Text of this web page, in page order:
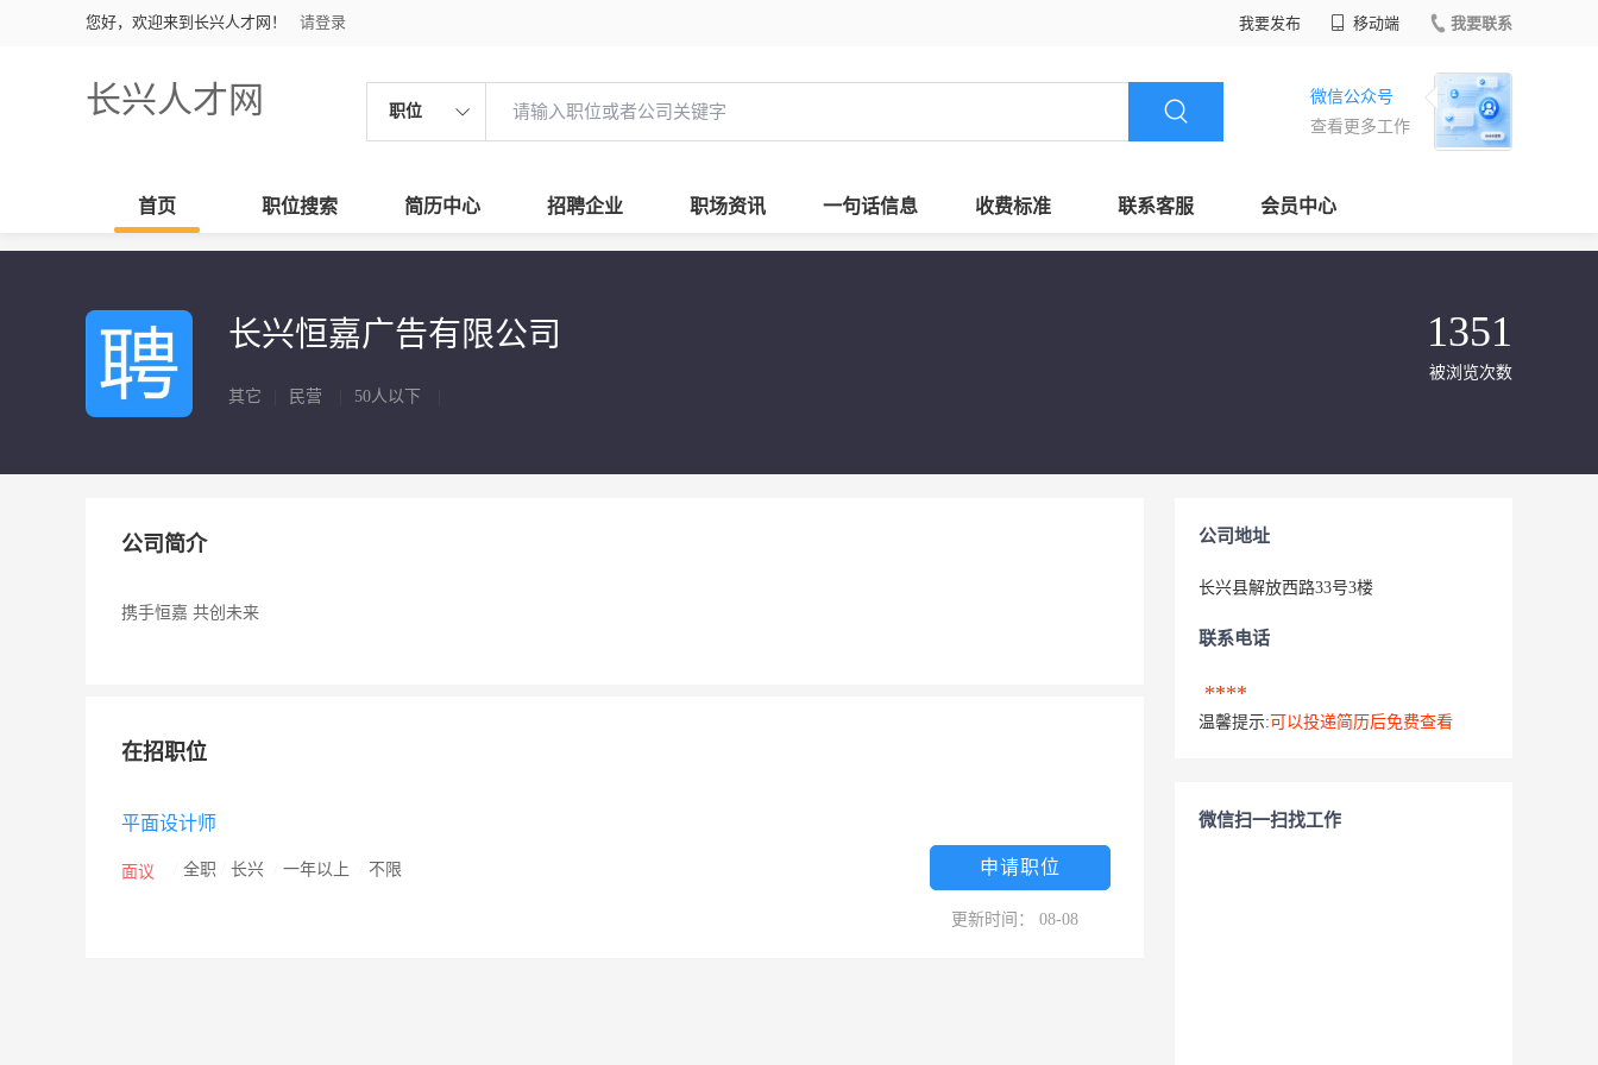
您好，欢迎来到长兴人才网！ 请登录 我要发布 移动端 我要联系
长兴人才网 职位
微信公众号
查看更多工作
首页 职位搜索 简历中心 招聘企业 职场资讯 一句话信息 收费标准 联系客服 会员中心
长兴恒嘉广告有限公司
其它 民营 50人以下
1351
被浏览次数
公司简介
携手恒嘉 共创未来
在招职位
平面设计师
面议 全职 长兴 一年以上 不限 申请职位
更新时间： 08-08
公司地址
长兴县解放西路33号3楼
联系电话
****
温馨提示: 可以投递简历后免费查看
微信扫一扫找工作